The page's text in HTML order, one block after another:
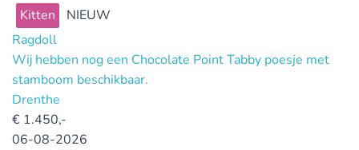
Kitten
NIEUW
Ragdoll
Wij hebben nog een Chocolate Point Tabby poesje met
stamboom beschikbaar.
Drenthe
€ 1.450,-
06-08-2026